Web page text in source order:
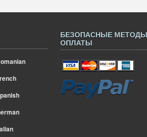
БЕЗОПАСНЫЕ МЕТОДЫ
ОПЛАТЫ